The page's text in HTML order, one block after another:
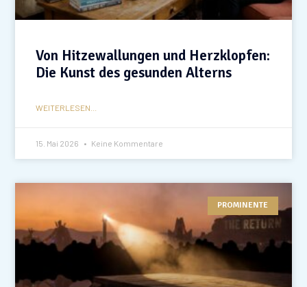
Von Hitzewallungen und Herzklopfen:
Die Kunst des gesunden Alterns
WEITERLESEN...
15. Mai 2026 Keine Kommentare
PROMINENTE